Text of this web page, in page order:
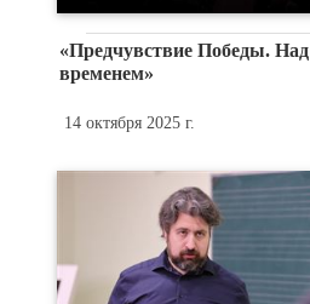
«Предчувствие Победы. Над
временем»
14 октября 2025 г.